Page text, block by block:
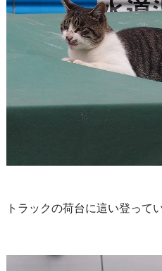
何と、駐
トラックの荷台に這い登って